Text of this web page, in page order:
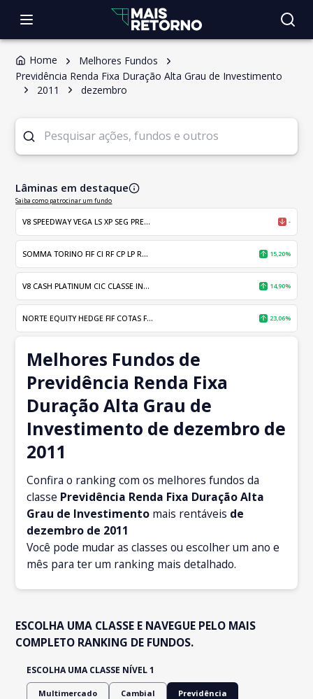
Home
Melhores Fundos
Previdência Renda Fixa Duração Alta Grau de Investimento
2011
dezembro
Lâminas em destaque
Saiba como patrocinar um fundo
V8 SPEEDWAY VEGA LS XP SEG PRE... -
SOMMA TORINO FIF CI RF CP LP R... 15,20%
V8 CASH PLATINUM CIC CLASSE IN... 14,90%
NORTE EQUITY HEDGE FIF COTAS F... 23,06%
Melhores Fundos de
Previdência Renda Fixa
Duração Alta Grau de
Investimento de dezembro de
2011
Confira o ranking com os melhores fundos da
classe Previdência Renda Fixa Duração Alta
Grau de Investimento mais rentáveis de
dezembro de 2011
Você pode mudar as classes ou escolher um ano e
mês para ter um ranking mais detalhado.
ESCOLHA UMA CLASSE E NAVEGUE PELO MAIS
COMPLETO RANKING DE FUNDOS.
ESCOLHA UMA CLASSE NÍVEL 1
Multimercado Cambial Previdência